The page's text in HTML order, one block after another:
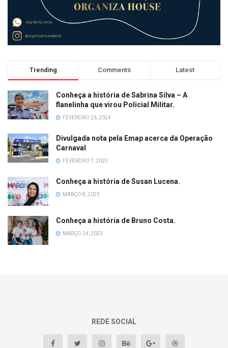
Trending Comments Latest
Conheça a história de Sabrina Silva – A
flanelinha que virou Policial Militar.
FEVEREIRO 26, 2024
Divulgada nota pela Emap acerca da Operação
Carnaval
FEVEREIRO 7, 2025
Conheça a história de Susan Lucena.
MARÇO 8, 2023
Conheça a história de Bruno Costa.
MARÇO 24, 2023
REDE SOCIAL